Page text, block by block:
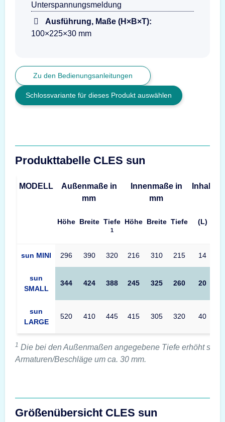
Unterspannungsmeldung
Ausführung, Maße (H×B×T):
100×225×30 mm
Zu den Bedienungsanleitungen
Schlossvariante für dieses Produkt auswählen
Produkttabelle CLES sun
MODELL
Außenmaße in
mm
Innenmaße in
mm
Inhalt
Höhe Breite Tiefe
1
Höhe Breite Tiefe (L)
sun MINI 296 390 320 216 310 215 14
sun
SMALL
344 424 388 245 325 260 20
sun
LARGE
520 410 445 415 305 320 40
1 Die bei den Außenmaßen angegebene Tiefe erhöht sich
Armaturen/Beschläge um ca. 30 mm.
Größenübersicht CLES sun